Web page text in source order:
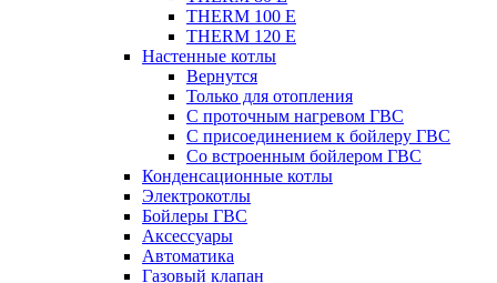
THERM 100 E
THERM 120 E
Настенные котлы
Вернутся
Только для отопления
С проточным нагревом ГВС
С присоединением к бойлеру ГВС
Со встроенным бойлером ГВС
Конденсационные котлы
Электрокотлы
Бойлеры ГВС
Аксессуары
Автоматика
Газовый клапан